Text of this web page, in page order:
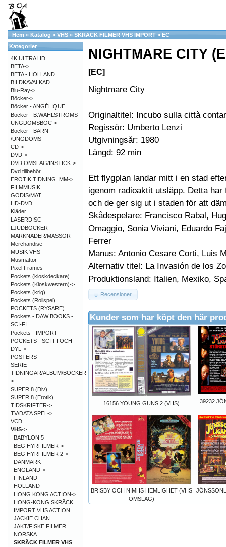
Hem » Katalog » VHS » SKRÄCK FILMER VHS IMPORT » EC
NIGHTMARE CITY
[EC]
Nightmare City
Originaltitel: Incubo sulla città
Regissör: Umberto Lenzi
Utgivningsår: 1980
Längd: 92 min
Ett flygplan landar mitt i en stad
igenom radioaktit utsläpp. Detta
och de ger sig ut i staden för att
Skådespelare: Francisco Rabal,
Omaggio, Sonia Viviani, Eduardo
Ferrer
Manus: Antonio Cesare Corti, Luis
Alternativ titel: La Invasión de los
Produktionsland: Italien, Mexiko,
Recensioner
Kunder som har köpt den här
16156 YOUNG GUNS 2 (VHS) 39232
BRISBY OCH NIMHS HEMLIGHET (VHS
OMSLAG)
Kategorier
4K ULTRA HD
BETA->
BETA - HOLLAND
BILDKAVALKAD
Blu-Ray->
Böcker->
Böcker - ANGÉLIQUE
Böcker - B.WAHLSTRÖMS
UNGDOMSBÖC->
Böcker - BARN
/UNGDOMS
CD->
DVD->
DVD OMSLAG/INSTICK->
Dvd tillbehör
EROTIK TIDNING .MM->
FILMMUSIK
GODIS/MAT
HD-DVD
Kläder
LASERDISC
LJUDBÖCKER
MARKNADER/MÄSSOR
Merchandise
MUSIK VHS
Musmattor
Pixel Frames
Pockets (kioskdeckare)
Pockets (Kioskwestern)->
Pockets (krig)
Pockets (Rollspel)
POCKETS (RYSARE)
Pockets - DAW BOOKS -
SCI-FI
Pockets - IMPORT
POCKETS - SCI-FI OCH
DYL->
POSTERS
SERIE-
TIDNINGAR/ALBUM/BÖCKER-
>
SUPER 8 (Div)
SUPER 8 (Erotik)
TIDSKRIFTER->
TV/DATA SPEL->
VCD
VHS->
BABYLON 5
BEG HYRFILMER->
BEG HYRFILMER 2->
DANMARK
ENGLAND->
FINLAND
HOLLAND
HONG KONG ACTION->
HONG-KONG SKRÄCK
IMPORT VHS ACTION
JACKIE CHAN
JAKT/FISKE FILMER
NORSKA
SKRÄCK FILMER VHS